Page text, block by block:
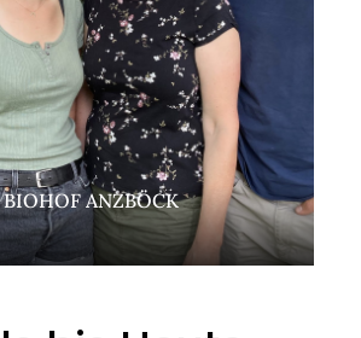
BIOHOF ANZBÖCK